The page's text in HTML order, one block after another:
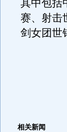
其中包括
赛、射击
剑女团世
相关新闻